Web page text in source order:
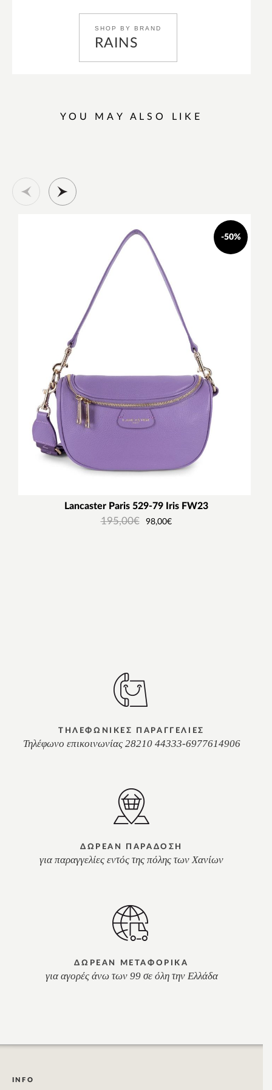
SHOP BY BRAND
RAINS
YOU MAY ALSO LIKE
-50%
Lancaster Paris 529-79 Iris FW23
195,00€ 98,00€
ΤΗΛΕΦΩΝΙΚΕΣ ΠΑΡΑΓΓΕΛΙΕΣ
Τηλέφωνο επικοινωνίας 28210 44333-6977614906
ΔΩΡΕΑΝ ΠΑΡΑΔΟΣΗ
για παραγγελίες εντός της πόλης των Χανίων
ΔΩΡΕΑΝ ΜΕΤΑΦΟΡΙΚΑ
για αγορές άνω των 99 σε όλη την Ελλάδα
INFO